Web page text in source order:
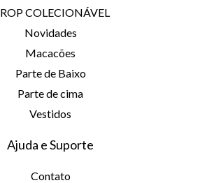
COLECIONÁVEL
Novidades
Macacões
Parte de Baixo
Parte de cima
Vestidos
Ajuda e Suporte
Contato